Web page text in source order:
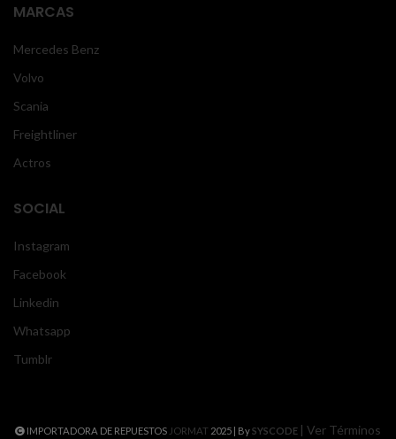
MARCAS
Mercedes Benz
Volvo
Scania
Freightliner
Actros
SOCIAL
Instagram
Facebook
Linkedin
Whatsapp
Tumblr
IMPORTADORA DE REPUESTOS JORMAT 2025 | BySYSCODE | Ver Términos